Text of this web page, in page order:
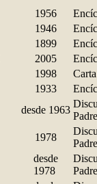
1956
1946
1899
2005
1998
1933
desde 1963
Padre
1978
Padre
desde
1978
Padre